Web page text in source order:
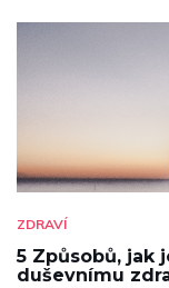
ZDRAVÍ
5 Způsobů, jak
duševnímu